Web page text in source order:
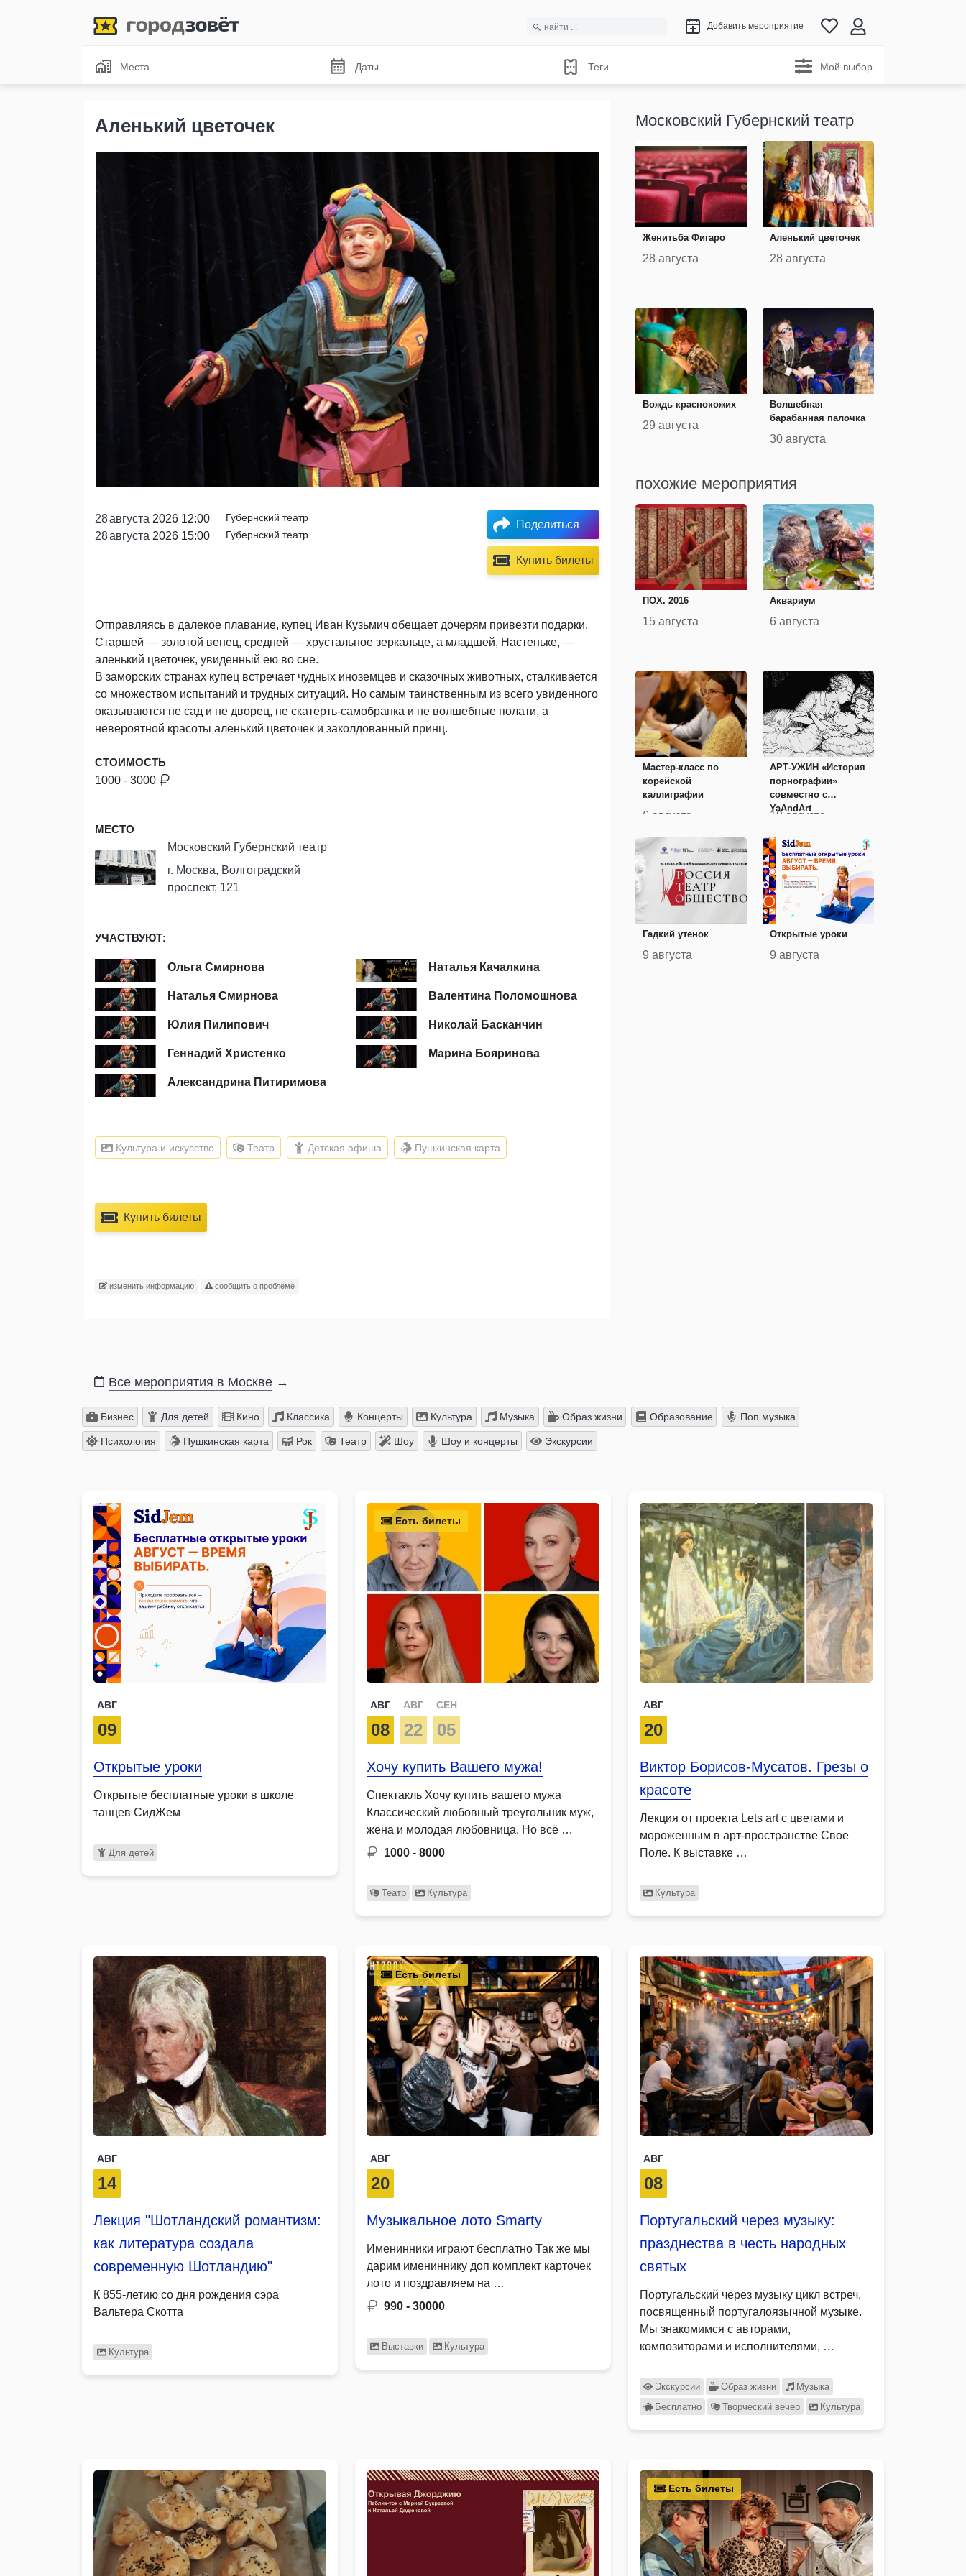
Добавить мероприятие
Места Даты Теги Мой выбор
Аленький цветочек
28августа 2026 12:00 Губернский театр
28августа 2026 15:00 Губернский театр
Поделиться
Купить билеты
Отправляясь в далекое плавание, купец Иван Кузьмич обещает дочерям привезти подарки.
Старшей — золотой венец, средней — хрустальное зеркальце, а младшей, Настеньке, —
аленький цветочек, увиденный ею во сне.
В заморских странах купец встречает чудных иноземцев и сказочных животных, сталкивается
со множеством испытаний и трудных ситуаций. Но самым таинственным из всего увиденного
оказываются не сад и не дворец, не скатерть-самобранка и не волшебные полати, а
невероятной красоты аленький цветочек и заколдованный принц.
СТОИМОСТЬ
1000 - 3000
МЕСТО
Московский Губернский театр
г. Москва, Волгоградский
проспект, 121
УЧАСТВУЮТ:
Ольга Смирнова Наталья Качалкина
Наталья Смирнова Валентина Поломошнова
Юлия Пилипович Николай Басканчин
Геннадий Христенко Марина Бояринова
Александрина Питиримова
Культура и искусство Театр Детская афиша Пушкинская карта
Купить билеты
изменить информацию сообщить о проблеме
Московский Губернский театр
Женитьба Фигаро
28 августа
Аленький цветочек
28 августа
Вождь краснокожих
29 августа
Волшебная
барабанная палочка
30 августа
похожие мероприятия
ПОХ. 2016
15 августа
Аквариум
6 августа
Мастер-класс по
корейской
каллиграфии
6 августа
АРТ-УЖИН «История
порнографии»
совместно с
YaAndArt
19 августа
Гадкий утенок
9 августа
Открытые уроки
9 августа
Все мероприятия в Москве →
Бизнес Для детей Кино Классика Концерты Культура Музыка Образ жизни Образование Поп музыка
Психология Пушкинская карта Рок Театр Шоу Шоу и концерты Экскурсии
АВГ
09
Открытые уроки
Открытые бесплатные уроки в школе
танцев СидЖем
Для детей
Есть билеты
АВГ
08
АВГ
22
СЕН
05
Хочу купить Вашего мужа!
Спектакль Хочу купить вашего мужа
Классический любовный треугольник муж,
жена и молодая любовница. Но всё …
1000 - 8000
Театр Культура
АВГ
20
Виктор Борисов-Мусатов. Грезы о
красоте
Лекция от проекта Lets art с цветами и
мороженным в арт-пространстве Свое
Поле. К выставке …
Культура
АВГ
14
Лекция "Шотландский романтизм:
как литература создала
современную Шотландию"
К 855-летию со дня рождения сэра
Вальтера Скотта
Культура
Есть билеты
АВГ
20
Музыкальное лото Smarty
Именинники играют бесплатно Так же мы
дарим имениннику доп комплект карточек
лото и поздравляем на …
990 - 30000
Выставки Культура
АВГ
08
Португальский через музыку:
празднества в честь народных
святых
Португальский через музыку цикл встреч,
посвященный португалоязычной музыке.
Мы знакомимся с авторами,
композиторами и исполнителями, …
Экскурсии Образ жизни
Музыка
Бесплатно
Творческий вечер Культура
Есть билеты